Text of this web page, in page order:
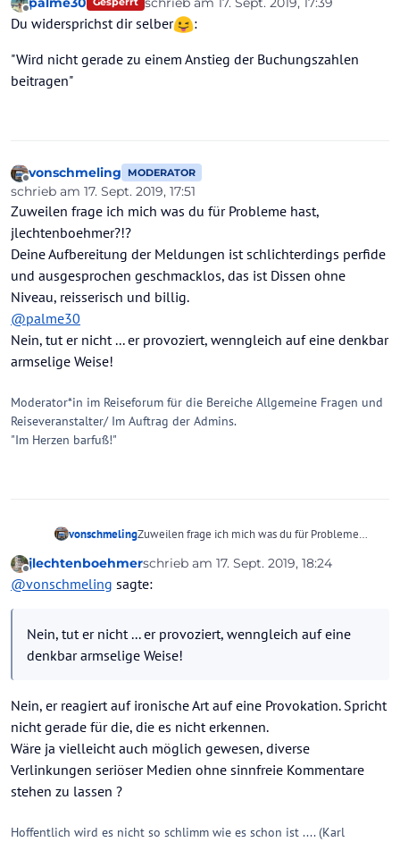
wollen.....
Offline
Gesperrt zuletzt editiert von palme30
Du widersprichst dir selber :
"Wird nicht gerade zu einem Anstieg der Buchungszahlen
beitragen"
Offline
vonschmeling MODERATOR
schrieb am 17. Sept. 2019, 17:51
zuletzt editiert von vonschmeling
Zuweilen frage ich mich was du für Probleme hast,
jlechtenboehmer?!?
Deine Aufbereitung der Meldungen ist schlichterdings perfide
und ausgesprochen geschmacklos, das ist Dissen ohne
Niveau, reisserisch und billig.
@palme30
Nein, tut er nicht ... er provoziert, wenngleich auf eine denkbar
armselige Weise!
Moderator*in im Reiseforum für die Bereiche Allgemeine Fragen und
Reiseveranstalter/ Im Auftrag der Admins.
"Im Herzen barfuß!"
vonschmelingZuweilen frage ich mich was du für Probleme
Deine Aufbereitung der Meldungen ist
schlichterdings perfide und ausgesprochen
@palme30
Nein, tut er nicht ... er provoziert, wenngleich auf
Offline
jlechtenboehmerschrieb am 17. Sept. 2019, 18:24
zuletzt editiert von jlechtenboehmer
@vonschmeling sagte:
Nein, tut er nicht ... er provoziert, wenngleich auf eine
denkbar armselige Weise!
Nein, er reagiert auf ironische Art auf eine Provokation. Spricht
nicht gerade für die, die es nicht erkennen.
Wäre ja vielleicht auch möglich gewesen, diverse
Verlinkungen seriöser Medien ohne sinnfreie Kommentare
stehen zu lassen ?
Hoffentlich wird es nicht so schlimm wie es schon ist .... (Karl